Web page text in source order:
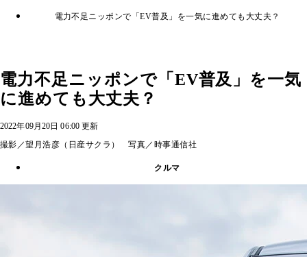
電力不足ニッポンで「EV普及」を一気に進めても大丈夫？
電力不足ニッポンで「EV普及」を一気
に進めても大丈夫？
2022年09月20日 06:00 更新
撮影／望月浩彦（日産サクラ） 写真／時事通信社
クルマ